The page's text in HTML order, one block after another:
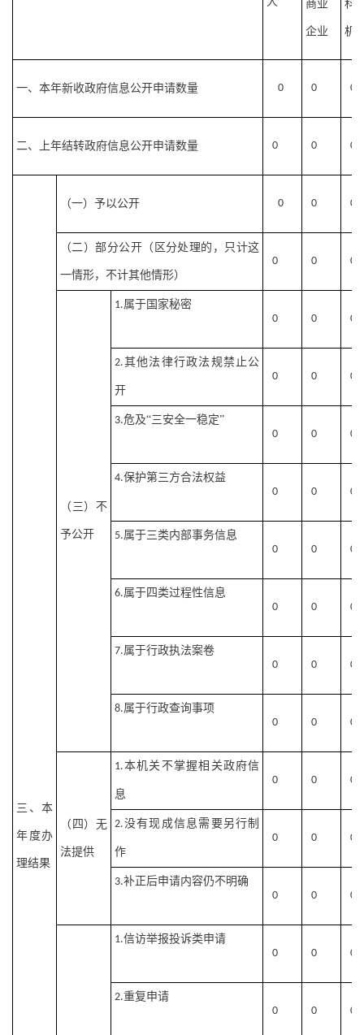
商业
企业
科
机
一、本年新收政府信息公开申请数量 0 0 0
二、上年结转政府信息公开申请数量 0 0 0
三、本
年度办
理结果
（一）予以公开 0 0 0
（二）部分公开（区分处理的，只计这
一情形，不计其他情形）
0 0 0
（三）不
予公开
1.属于国家秘密
0
0 0
2.其他法律行政法规禁止公
开
0 0 0
3.危及“三安全一稳定”
0
0 0
4.保护第三方合法权益
0
0 0
5.属于三类内部事务信息
0
0 0
6.属于四类过程性信息
0
0 0
7.属于行政执法案卷
0
0 0
8.属于行政查询事项
0
0 0
（四）无
法提供
1.本机关不掌握相关政府信
息
0 0 0
2.没有现成信息需要另行制
作
0 0 0
3.补正后申请内容仍不明确
0
0 0
1.信访举报投诉类申请
0
0 0
2.重复申请
0
0 0